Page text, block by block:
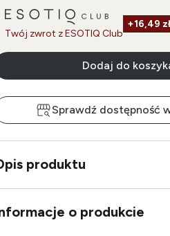
Twój zwrot z ESOTIQ Club
+16,49 zł
Dodaj do
Sprawdź dostępność
produktu
o produkcie